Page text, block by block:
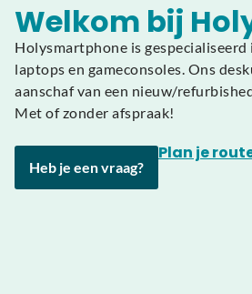
Welkom bij
Holysmartphone is
laptops en gameconsoles. Ons
aanschaf van een nieuw/
Met of zonder afspraak!
Heb je een vraag?
Plan je